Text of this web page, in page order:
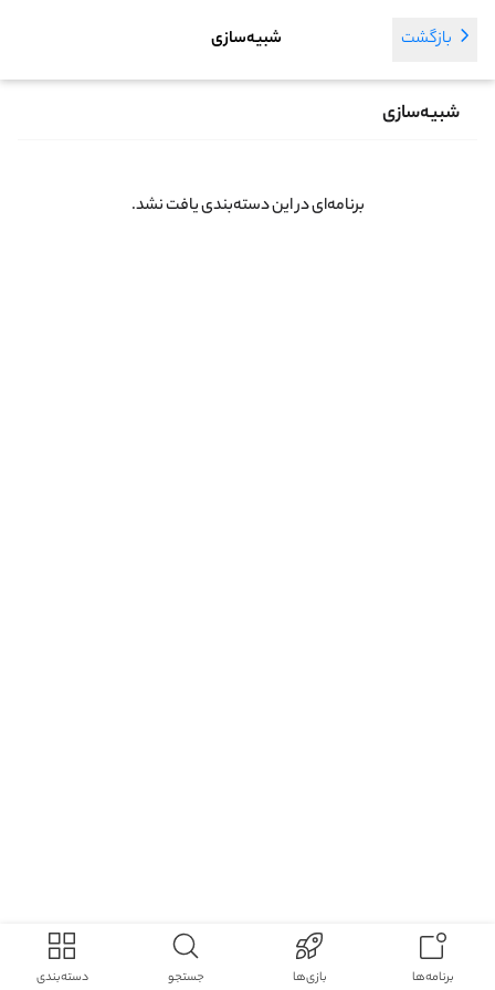
بازگشت شبیه‌سازی
شبیه‌سازی
برنامه‌ای در این دسته‌بندی یافت نشد.
برنامه‌ها بازی‌ها جستجو دسته‌بندی